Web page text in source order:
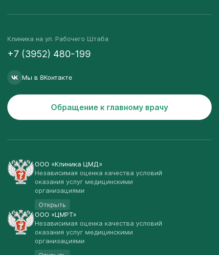
Клиника на ул. Рабочего Штаба
+7 (3952) 480-199
Мы в ВКонтакте
Обращение к главному врачу
ООО «Клиника ЦМД»
Независимая оценка качества условий
оказания услуг медицинскими
организациями
Открыть
ООО «ЦМРТ»
Независимая оценка качества условий
оказания услуг медицинскими
организациями